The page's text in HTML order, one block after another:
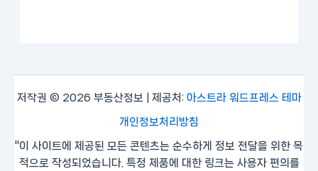
저작권 © 2026 부동산정보 | 제공처: 아스트라 워드프레스 테마
개인정보처리방침
"이 사이트에 제공된 모든 콘텐츠는 순수하게 정보 전달을 위한 목
적으로 작성되었습니다. 특정 제품에 대한 링크는 사용자 편의를